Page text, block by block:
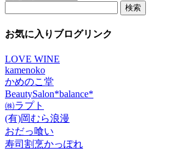
イ
お気に入りブログリンク
LOVE WINE
kamenoko
かめのこ堂
BeautySalon*balance*
㈱ラプト
(有)岡むら浪漫
おだっ喰い
寿司割烹かっぽれ